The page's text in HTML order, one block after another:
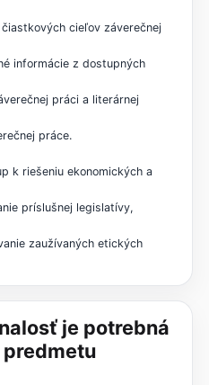
cieľov záverečnej
informácie z dostupných
práci a literárnej
práce.
k riešeniu ekonomických a
príslušnej legislatívy,
zaužívaných etických
je potrebná